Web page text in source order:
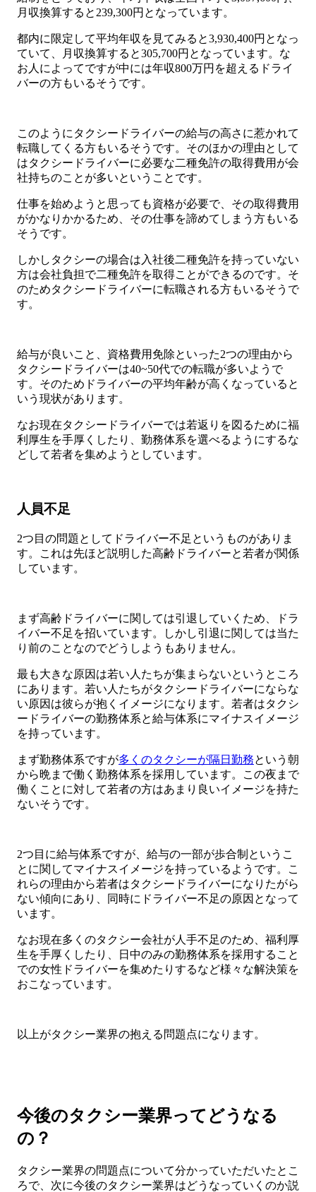
月収換算すると239,300円となっています。
都内に限定して平均年収を見てみると3,930,400円となっ
ていて、月収換算すると305,700円となっています。な
お人によってですが中には年収800万円を超えるドライ
バーの方もいるそうです。
このようにタクシードライバーの給与の高さに惹かれて
転職してくる方もいるそうです。そのほかの理由として
はタクシードライバーに必要な二種免許の取得費用が会
社持ちのことが多いということです。
仕事を始めようと思っても資格が必要で、その取得費用
がかなりかかるため、その仕事を諦めてしまう方もいる
そうです。
しかしタクシーの場合は入社後二種免許を持っていない
方は会社負担で二種免許を取得ことができるのです。そ
のためタクシードライバーに転職される方もいるそうで
す。
給与が良いこと、資格費用免除といった2つの理由から
タクシードライバーは40~50代での転職が多いようで
す。そのためドライバーの平均年齢が高くなっていると
いう現状があります。
なお現在タクシードライバーでは若返りを図るために福
利厚生を手厚くしたり、勤務体系を選べるようにするな
どして若者を集めようとしています。
人員不足
2つ目の問題としてドライバー不足というものがありま
す。これは先ほど説明した高齢ドライバーと若者が関係
しています。
まず高齢ドライバーに関しては引退していくため、ドラ
イバー不足を招いています。しかし引退に関しては当た
り前のことなのでどうしようもありません。
最も大きな原因は若い人たちが集まらないというところ
にあります。若い人たちがタクシードライバーにならな
い原因は彼らが抱くイメージになります。若者はタクシ
ードライバーの勤務体系と給与体系にマイナスイメージ
を持っています。
まず勤務体系ですが多くのタクシーが隔日勤務という朝
から晩まで働く勤務体系を採用しています。この夜まで
働くことに対して若者の方はあまり良いイメージを持た
ないそうです。
2つ目に給与体系ですが、給与の一部が歩合制というこ
とに関してマイナスイメージを持っているようです。こ
れらの理由から若者はタクシードライバーになりたがら
ない傾向にあり、同時にドライバー不足の原因となって
います。
なお現在多くのタクシー会社が人手不足のため、福利厚
生を手厚くしたり、日中のみの勤務体系を採用すること
での女性ドライバーを集めたりするなど様々な解決策を
おこなっています。
以上がタクシー業界の抱える問題点になります。
今後のタクシー業界ってどうなる
の？
タクシー業界の問題点について分かっていただいたとこ
ろで、次に今後のタクシー業界はどうなっていくのか説